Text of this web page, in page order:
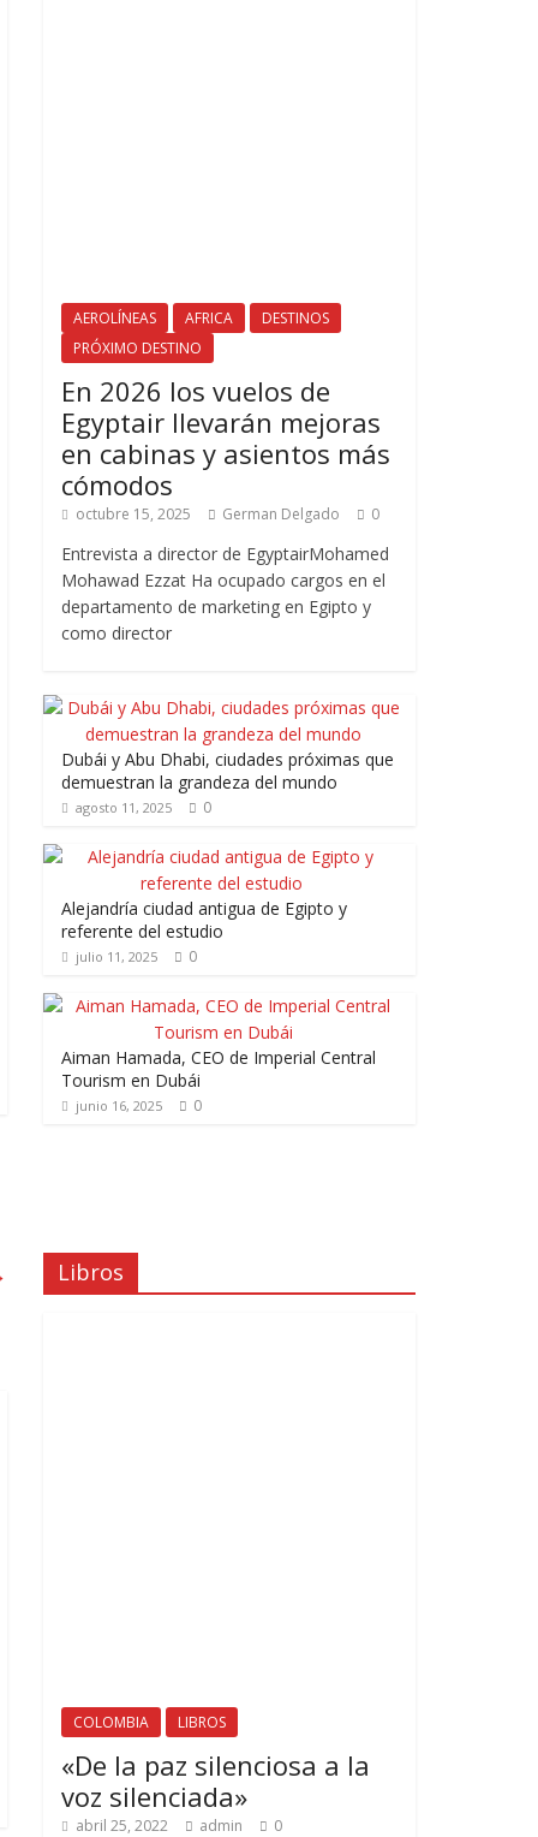
AEROLÍNEAS AFRICA
DESTINOS
PRÓXIMO DESTINO
En 2026 los vuelos de
Egyptair llevarán mejoras
en cabinas y asientos más
cómodos
octubre 15, 2025 German Delgado 0
Entrevista a director de EgyptairMohamed
Mohawad Ezzat Ha ocupado cargos en el
departamento de marketing en Egipto y
como director
Dubái y Abu Dhabi, ciudades próximas que
demuestran la grandeza del mundo
agosto 11, 2025 0
Alejandría ciudad antigua de Egipto y
referente del estudio
julio 11, 2025 0
Aiman Hamada, CEO de Imperial Central
Tourism en Dubái
junio 16, 2025 0
Libros
COLOMBIA LIBROS
«De la paz silenciosa a la
voz silenciada»
abril 25, 2022 admin 0